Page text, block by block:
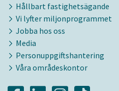
Hållbart fastighetsägande
Vi lyfter miljonprogrammet
Jobba hos oss
Media
Personuppgiftshantering
Våra områdeskontor